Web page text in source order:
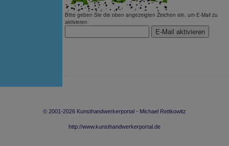
Bitte geben Sie die oben angezeigten Zeichen ein, um E-Mail zu
aktivieren
© 2001-2026 Kunsthandwerkerportal - Michael Rettkowitz
http://www.kunsthandwerkerportal.de